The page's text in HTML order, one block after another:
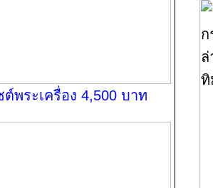
ต์พระเครื่อง 4,500 บาท